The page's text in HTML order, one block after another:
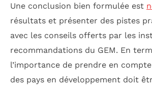
Une conclusion bien formulée est
résultats et présenter des pistes
avec les conseils offerts par les
recommandations du GEM. En
l’importance de prendre en
des pays en développement doit